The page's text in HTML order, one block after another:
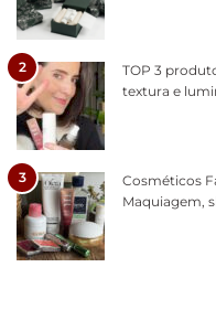
2
TOP 3
textura e
3
Cosméticos
Maquiagem,